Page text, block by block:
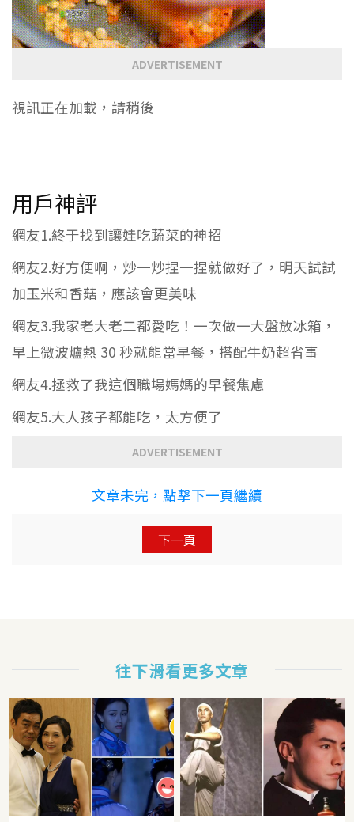
ADVERTISEMENT
視訊正在加載，請稍後
用戶神評
網友1.終于找到讓娃吃蔬菜的神招
網友2.好方便啊，炒一炒捏一捏就做好了，明天試試
加玉米和香菇，應該會更美味
網友3.我家老大老二都愛吃！一次做一大盤放冰箱，
早上微波爐熱 30 秒就能當早餐，搭配牛奶超省事
網友4.拯救了我這個職場媽媽的早餐焦慮
網友5.大人孩子都能吃，太方便了
ADVERTISEMENT
文章未完，點擊下一頁繼續
下一頁
往下滑看更多文章